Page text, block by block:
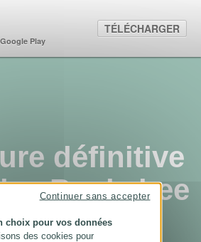
définitive
Bankybee
...
Play
TÉLÉCHARGER
choix pour vos données
des cookies pour
Continuer sans accepter